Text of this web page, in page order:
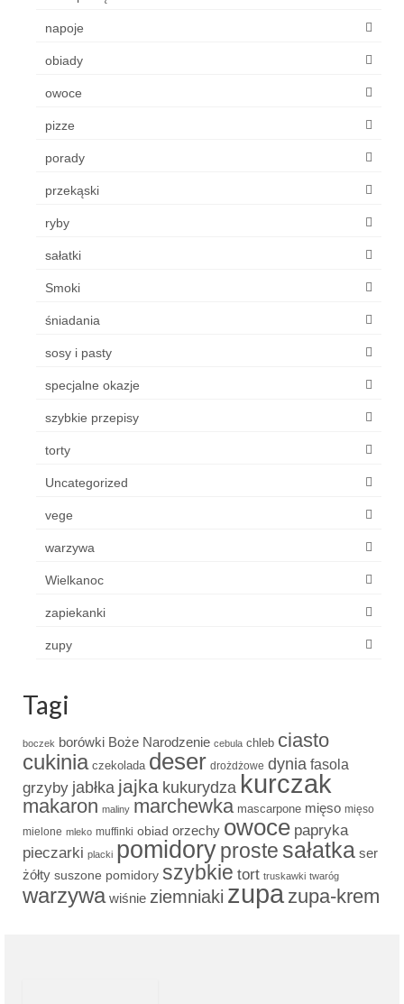
napoje
obiady
owoce
pizze
porady
przekąski
ryby
sałatki
Smoki
śniadania
sosy i pasty
specjalne okazje
szybkie przepisy
torty
Uncategorized
vege
warzywa
Wielkanoc
zapiekanki
zupy
Tagi
boczek borówki Boże Narodzenie cebula chleb ciasto
cukinia czekolada deser drożdżowe dynia fasola
grzyby jabłka jajka kukurydza kurczak
makaron maliny marchewka mascarpone mięso mięso
mielone mleko muffinki obiad orzechy owoce papryka
pieczarki placki pomidoryproste sałatka ser
żółty suszone pomidory szybkie tort truskawki twaróg
warzywa wiśnie ziemniaki zupa zupa-krem